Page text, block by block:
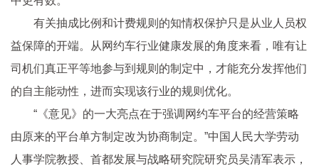
有关抽成比例和计费规则的知情权保护只是从业人员权
益保障的开端。从网约车行业健康发展的角度来看，唯有让
司机们真正平等地参与到规则的制定中，才能充分发挥他们
的自主能动性，进而实现该行业的规则优化。
“《意见》的一大亮点在于强调网约车平台的经营策略
由原来的平台单方制定改为协商制定。”中国人民大学劳动
人事学院教授、首都发展与战略研究院研究员吴清军表示，